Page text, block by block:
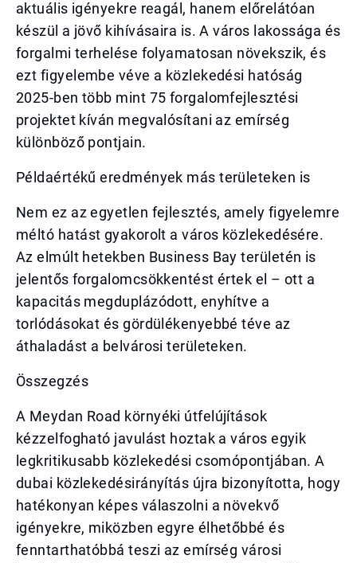
aktuális igényekre reagál, hanem előrelátóan
készül a jövő kihívásaira is. A város lakossága és
forgalmi terhelése folyamatosan növekszik, és
ezt figyelembe véve a közlekedési hatóság
2025-ben több mint 75 forgalomfejlesztési
projektet kíván megvalósítani az emírség
különböző pontjain.
Példaértékű eredmények más területeken is
Nem ez az egyetlen fejlesztés, amely figyelemre
méltó hatást gyakorolt a város közlekedésére.
Az elmúlt hetekben Business Bay területén is
jelentős forgalomcsökkentést értek el – ott a
kapacitás megduplázódott, enyhítve a
torlódásokat és gördülékenyebbé téve az
áthaladást a belvárosi területeken.
Összegzés
A Meydan Road környéki útfelújítások
kézzelfogható javulást hoztak a város egyik
legkritikusabb közlekedési csomópontjában. A
dubai közlekedésirányítás újra bizonyította, hogy
hatékonyan képes válaszolni a növekvő
igényekre, miközben egyre élhetőbbé és
fenntarthatóbbá teszi az emírség városi